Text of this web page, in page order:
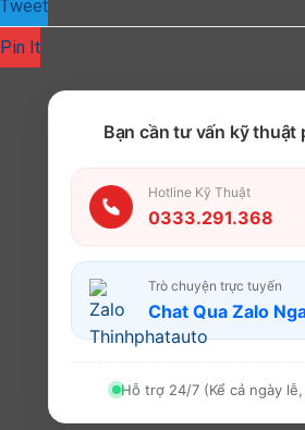
Tweet
Pin It
Bạn cần tư vấn kỹ thuật
Hotline Kỹ Thuật
0333.291.368
Trò chuyện trực tuyến
Chat Qua Zalo
Hỗ trợ 24/7 (Kể cả ngày